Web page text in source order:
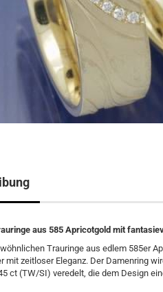
aus 585 Apricotgold mit
Trauringe aus edlem 585er
mit zeitloser Eleganz. Der Damenring
ct (TW/SI) veredelt, die dem Design